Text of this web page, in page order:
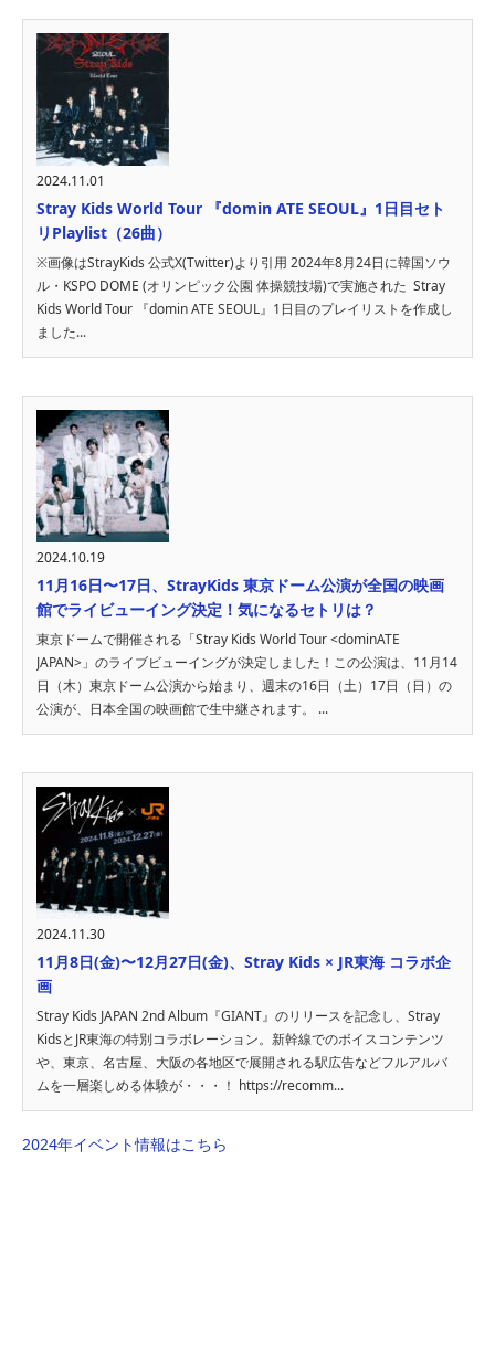
2024.11.01
Stray Kids World Tour 『domin ATE SEOUL』1日目セト
リPlaylist（26曲）
※画像はStrayKids 公式X(Twitter)より引用 2024年8月24日に韓国ソウ
ル・KSPO DOME (オリンピック公園 体操競技場)で実施された Stray
Kids World Tour 『domin ATE SEOUL』1日目のプレイリストを作成し
ました...
2024.10.19
11月16日〜17日、StrayKids 東京ドーム公演が全国の映画
館でライビューイング決定！気になるセトリは？
東京ドームで開催される「Stray Kids World Tour <dominATE
JAPAN>」のライブビューイングが決定しました！この公演は、11月14
日（木）東京ドーム公演から始まり、週末の16日（土）17日（日）の
公演が、日本全国の映画館で生中継されます。 ...
2024.11.30
11月8日(金)〜12月27日(金)、Stray Kids × JR東海 コラボ企
画
Stray Kids JAPAN 2nd Album『GIANT』のリリースを記念し、Stray
KidsとJR東海の特別コラボレーション。新幹線でのボイスコンテンツ
や、東京、名古屋、大阪の各地区で展開される駅広告などフルアルバ
ムを一層楽しめる体験が・・・！ https://recomm...
2024年イベント情報はこちら